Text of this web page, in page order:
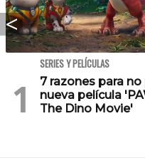
SERIES Y PELÍCULAS
7 razones para
nueva película
The Dino Movie'